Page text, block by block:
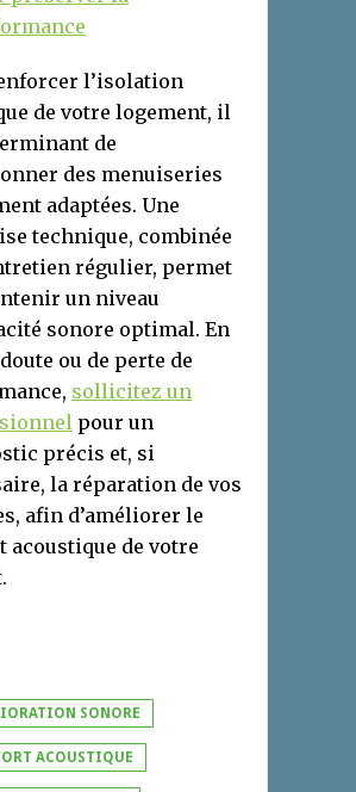
l’isolation
de votre logement, il
de
des menuiseries
adaptées. Une
technique, combinée
régulier, permet
un niveau
sonore optimal. En
ou de perte de
sollicitez un
pour un
précis et, si
la réparation de vos
afin d’améliorer le
acoustique de votre
SONORE
ACOUSTIQUE